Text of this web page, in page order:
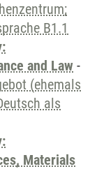
B1.1
and Law -
(ehemals
als
Materials